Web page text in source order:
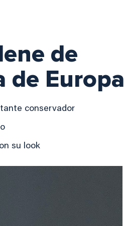
de
de Europa
conservador
su look